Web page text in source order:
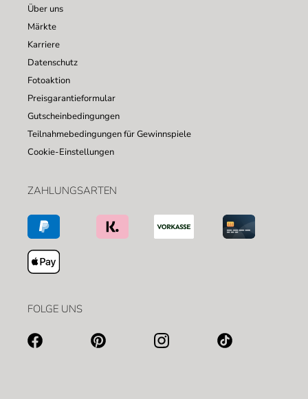
Über uns
Märkte
Karriere
Datenschutz
Fotoaktion
Preisgarantieformular
Gutscheinbedingungen
Teilnahmebedingungen für Gewinnspiele
Cookie-Einstellungen
ZAHLUNGSARTEN
FOLGE UNS